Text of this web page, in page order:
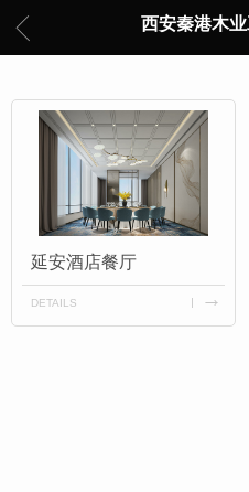
西安秦港木
延安酒店餐厅
DETAILS